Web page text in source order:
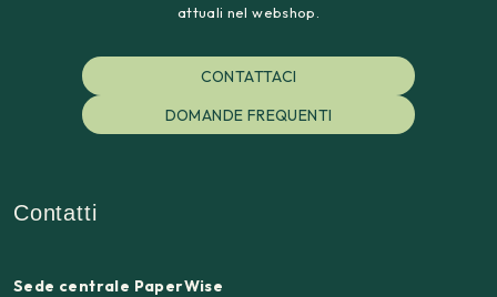
attuali nel webshop.
CONTATTACI
DOMANDE FREQUENTI
Contatti
Sede centrale PaperWise